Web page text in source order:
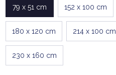
79 x 51 cm 152 x 100 cm
180 x 120 cm 214 x 100 cm
230 x 160 cm